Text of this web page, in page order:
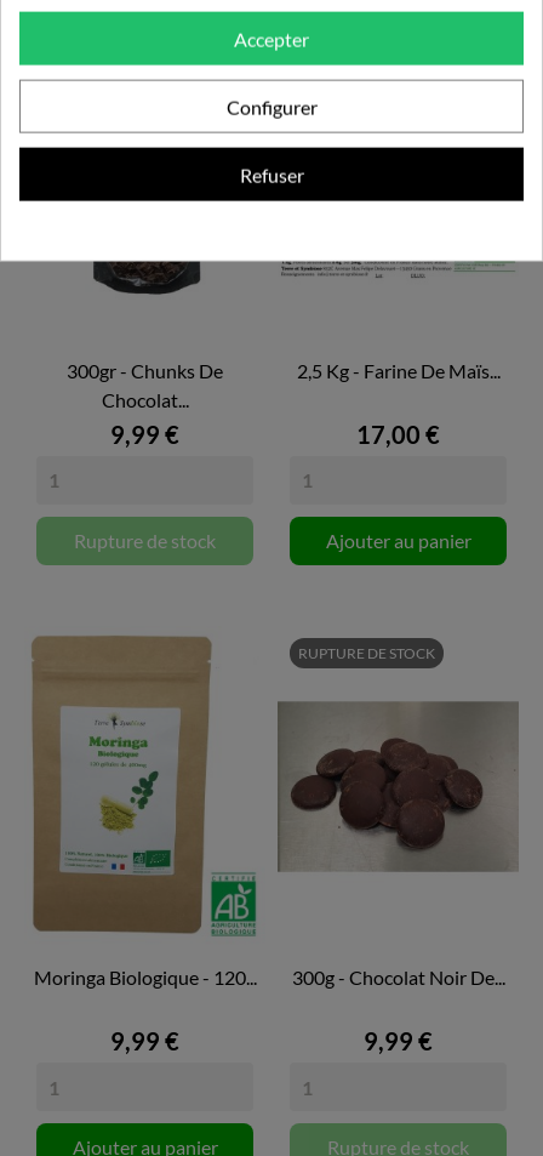
300gr - Chunks De
Chocolat...
9,99 €
Rupture de stock
2,5 Kg - Farine De Maïs...
17,00 €
Ajouter au panier
Moringa Biologique - 120...
9,99 €
Ajouter au panier
300g - Chocolat Noir De...
9,99 €
Rupture de stock
RUPTURE DE STOCK
Accepter
Configurer
Refuser